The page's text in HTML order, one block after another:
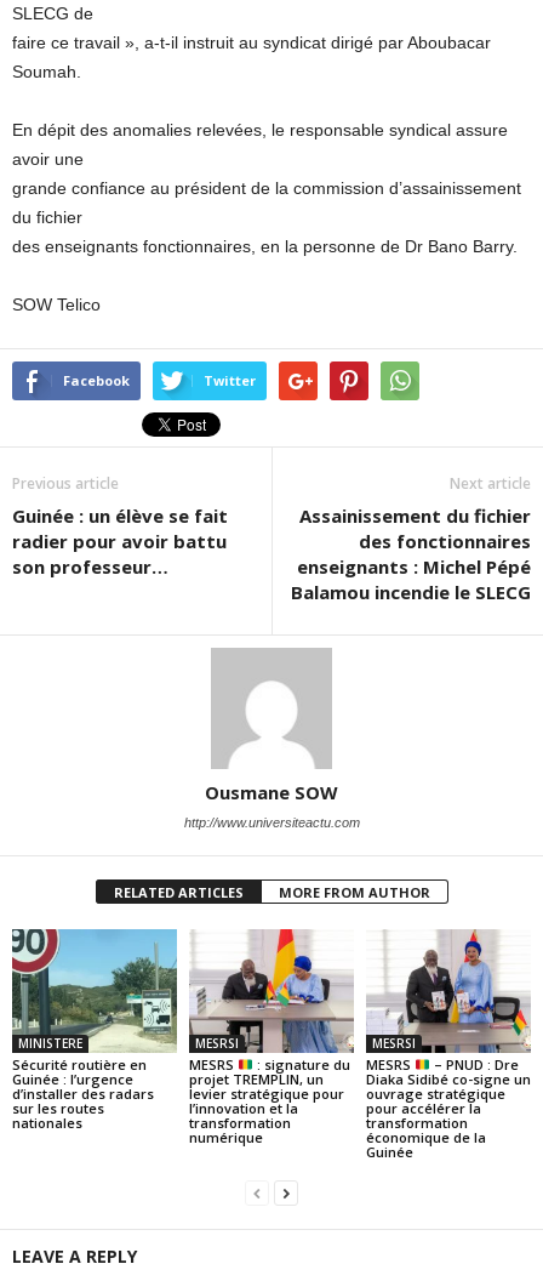
SLECG de
faire ce travail », a-t-il instruit au syndicat dirigé par Aboubacar
Soumah.
En dépit des anomalies relevées, le responsable syndical assure
avoir une
grande confiance au président de la commission d’assainissement
du fichier
des enseignants fonctionnaires, en la personne de Dr Bano Barry.
SOW Telico
Facebook Twitter
Previous article
Guinée : un élève se fait
radier pour avoir battu
son professeur…
Next article
Assainissement du fichier
des fonctionnaires
enseignants : Michel Pépé
Balamou incendie le SLECG
Ousmane SOW
http://www.universiteactu.com
RELATED ARTICLES MORE FROM AUTHOR
MINISTERE
Sécurité routière en
Guinée : l’urgence
d’installer des radars
sur les routes
nationales
MESRSI
MESRS
: signature du
projet TREMPLIN, un
levier stratégique pour
l’innovation et la
transformation
numérique
MESRSI
MESRS
– PNUD : Dre
Diaka Sidibé co-signe un
ouvrage stratégique
pour accélérer la
transformation
économique de la
Guinée
LEAVE A REPLY